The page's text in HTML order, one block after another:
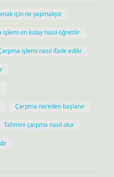
için ne yapmalıyız
işlemi en kolay nasıl öğretilir
işlemi nasıl ifade edilir
Çarpma nereden başlanır
Tahmini çarpma nasıl olur